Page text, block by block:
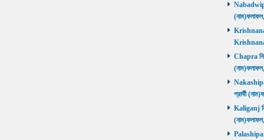
Nabadwip
Chapra
প্রার্থী
Kaliganj